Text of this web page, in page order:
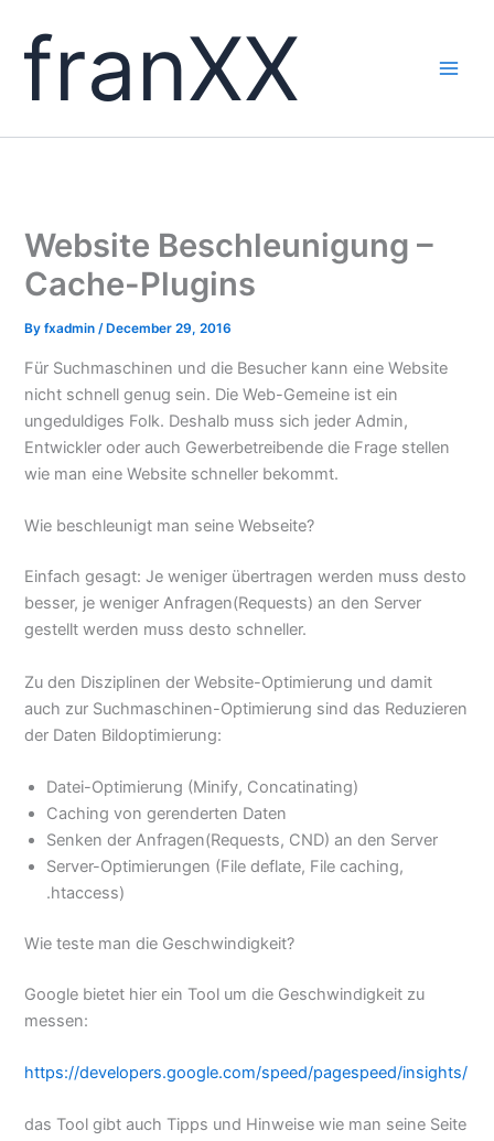
contentfranXX
Website Beschleunigung –
Cache-Plugins
Byfxadmin/ December 29, 2016
Für Suchmaschinen und die Besucher kann eine Website
nicht schnell genug sein. Die Web-Gemeine ist ein
ungeduldiges Folk. Deshalb muss sich jeder Admin,
Entwickler oder auch Gewerbetreibende die Frage stellen
wie man eine Website schneller bekommt.
Wie beschleunigt man seine Webseite?
Einfach gesagt: Je weniger übertragen werden muss desto
besser, je weniger Anfragen(Requests) an den Server
gestellt werden muss desto schneller.
Zu den Disziplinen der Website-Optimierung und damit
auch zur Suchmaschinen-Optimierung sind das Reduzieren
der Daten Bildoptimierung:
Datei-Optimierung (Minify, Concatinating)
Caching von gerenderten Daten
Senken der Anfragen(Requests, CND) an den Server
Server-Optimierungen (File deflate, File caching,
.htaccess)
Wie teste man die Geschwindigkeit?
Google bietet hier ein Tool um die Geschwindigkeit zu
messen:
https://developers.google.com/speed/pagespeed/insights/
das Tool gibt auch Tipps und Hinweise wie man seine Seite